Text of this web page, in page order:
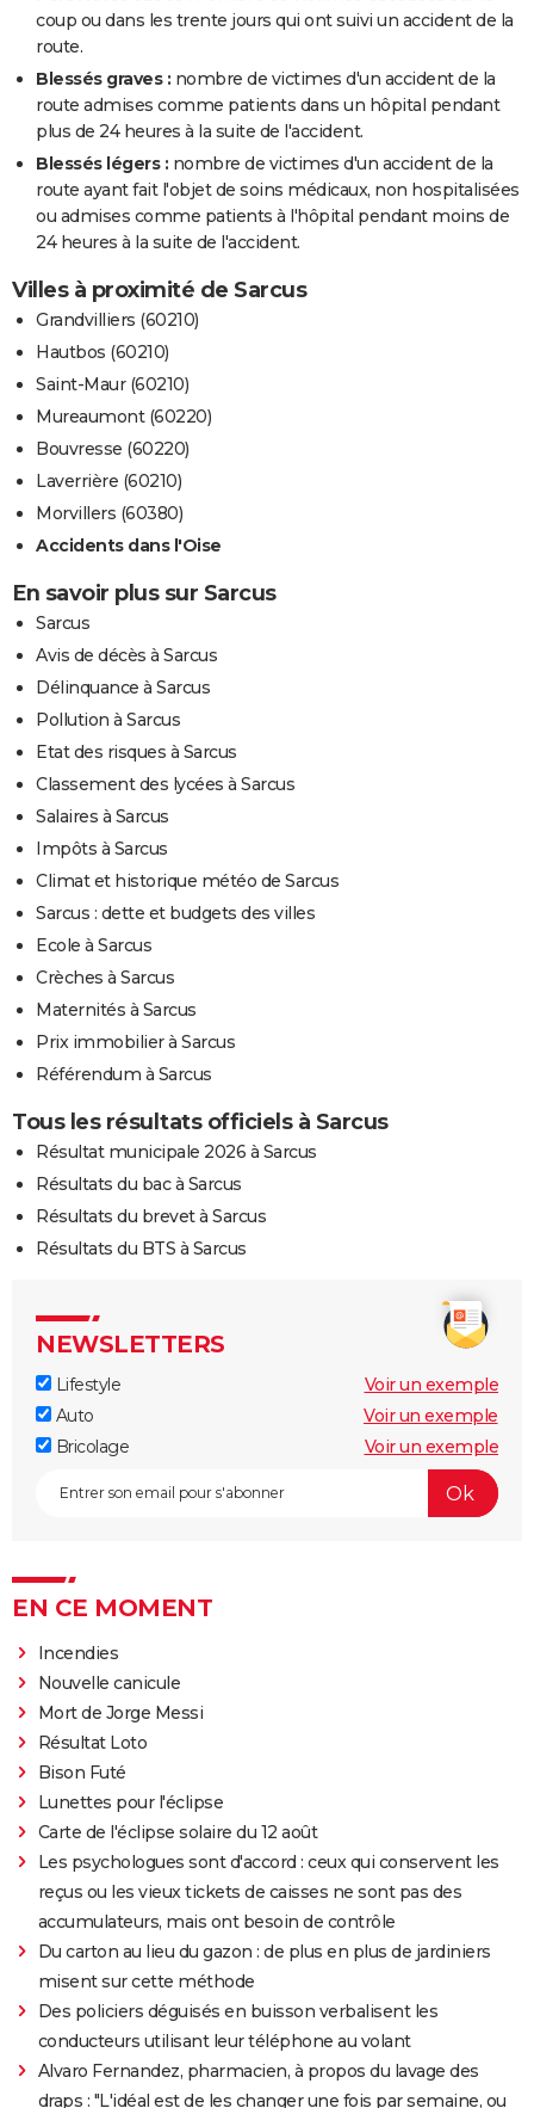
coup ou dans les trente jours qui ont suivi un accident de la
route.
Blessés graves : nombre de victimes d'un accident de la
route admises comme patients dans un hôpital pendant
plus de 24 heures à la suite de l'accident.
Blessés légers : nombre de victimes d'un accident de la
route ayant fait l'objet de soins médicaux, non hospitalisées
ou admises comme patients à l'hôpital pendant moins de
24 heures à la suite de l'accident.
Villes à proximité de Sarcus
Grandvilliers (60210)
Hautbos (60210)
Saint-Maur (60210)
Mureaumont (60220)
Bouvresse (60220)
Laverrière (60210)
Morvillers (60380)
Accidents dans l'Oise
En savoir plus sur Sarcus
Sarcus
Avis de décès à Sarcus
Délinquance à Sarcus
Pollution à Sarcus
Etat des risques à Sarcus
Classement des lycées à Sarcus
Salaires à Sarcus
Impôts à Sarcus
Climat et historique météo de Sarcus
Sarcus : dette et budgets des villes
Ecole à Sarcus
Crèches à Sarcus
Maternités à Sarcus
Prix immobilier à Sarcus
Référendum à Sarcus
Tous les résultats officiels à Sarcus
Résultat municipale 2026 à Sarcus
Résultats du bac à Sarcus
Résultats du brevet à Sarcus
Résultats du BTS à Sarcus
NEWSLETTERS
Lifestyle
Voir un exemple
Auto
Voir un exemple
Bricolage
Voir un exemple
EN CE MOMENT
Incendies
Nouvelle canicule
Mort de Jorge Messi
Résultat Loto
Bison Futé
Lunettes pour l'éclipse
Carte de l'éclipse solaire du 12 août
Les psychologues sont d'accord : ceux qui conservent les
reçus ou les vieux tickets de caisses ne sont pas des
accumulateurs, mais ont besoin de contrôle
Du carton au lieu du gazon : de plus en plus de jardiniers
misent sur cette méthode
Des policiers déguisés en buisson verbalisent les
conducteurs utilisant leur téléphone au volant
Alvaro Fernandez, pharmacien, à propos du lavage des
draps : "L'idéal est de les changer une fois par semaine, ou